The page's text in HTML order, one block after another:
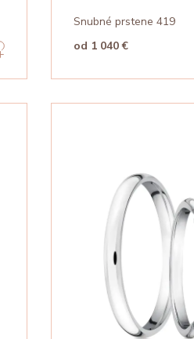
Snubné prstene 419
od 1 040 €